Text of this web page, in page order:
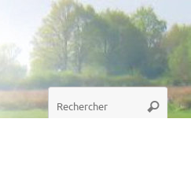
Recherche
pour